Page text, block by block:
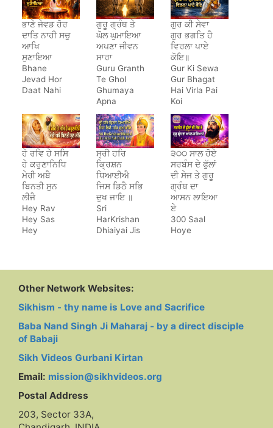
ਭਾਣੇ ਜੇਵਡ ਹੋਰ
ਦਾਤਿ ਨਾਹੀ ਸਚੁ
ਆਖਿ
ਸੁਣਾਇਆ
Bhane
Jevad Hor
Daat Nahi
ਗੁਰੂ ਗ੍ਰੰਥ ਤੇ
ਘੋਲ ਘੁਮਾਇਆ
ਅਪਣਾ ਜੀਵਨ
ਸਾਰਾ
Guru Granth
Te Ghol
Ghumaya
Apna
Jeewan
Saara
ਗੁਰ ਕੀ ਸੇਵਾ
ਗੁਰ ਭਗਤਿ ਹੈ
ਵਿਰਲਾ ਪਾਏ
ਕੋਇ॥
Gur Ki Sewa
Gur Bhagat
Hai Virla Pai
Koi
ਹੇ ਰਵਿ ਹੇ ਸਸਿ
ਹੇ ਕਰੁਣਾਨਿਧਿ
ਮੇਰੀ ਅਬੈ
ਬਿਨਤੀ ਸੁਨ
ਲੀਜੈ
Hey Rav
Hey Sas
Hey
ਸ੍ਰੀ ਹਰਿ
ਕ੍ਰਿਸ਼ਨ
ਧਿਆਈਐ
ਜਿਸ ਡਿਠੈ ਸਭਿ
ਦੁਖ ਜਾਇ ॥
Sri
HarKrishan
Dhiaiyai Jis
੩੦੦ ਸਾਲ ਹੋਏ
ਸਰਬੰਸ ਦੇ ਫੁੱਲਾਂ
ਦੀ ਸੇਜ ਤੇ ਗੁਰੂ
ਗ੍ਰੰਥ ਦਾ
ਆਸਨ ਲਾਇਆ
ਏ
300 Saal
Hoye
Other Network Websites:
Sikhism - thy name is Love and Sacrifice
Baba Nand Singh Ji Maharaj - by a direct disciple
of Babaji
Sikh Videos Gurbani Kirtan
Email: mission@sikhvideos.org
Postal Address
203, Sector 33A,